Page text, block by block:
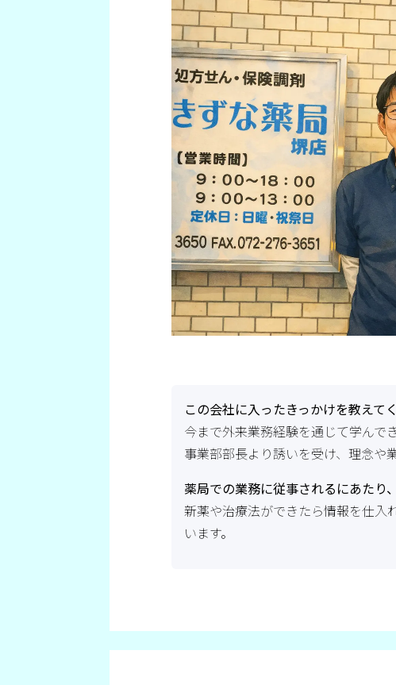
この会社に入ったきっかけを教えて
今まで外来業務経験を通じて学んで
事業部部長より誘いを受け、理念や
薬局での業務に従事されるにあたり
新薬や治療法ができたら情報を仕入
います。